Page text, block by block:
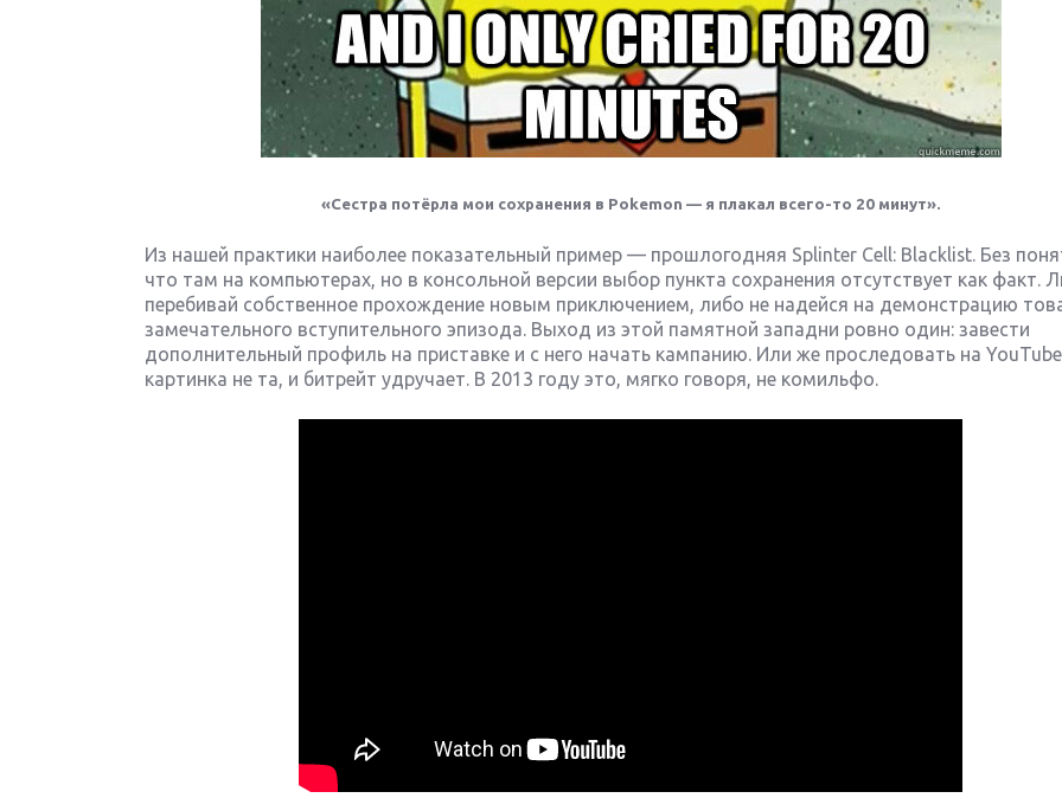
«Сестра потёрла мои сохранения в Pokemon — я плакал всего-то 20 минут».
Из нашей практики наиболее показательный пример — прошлогодняя Splinter Cell: Blacklist. Без
что там на компьютерах, но в консольной версии выбор пункта сохранения отсутствует как факт.
перебивай собственное прохождение новым приключением, либо не надейся на демонстрацию
замечательного вступительного эпизода. Выход из этой памятной западни ровно один: завести
дополнительный профиль на приставке и с него начать кампанию. Или же проследовать на
картинка не та, и битрейт удручает. В 2013 году это, мягко говоря, не комильфо.